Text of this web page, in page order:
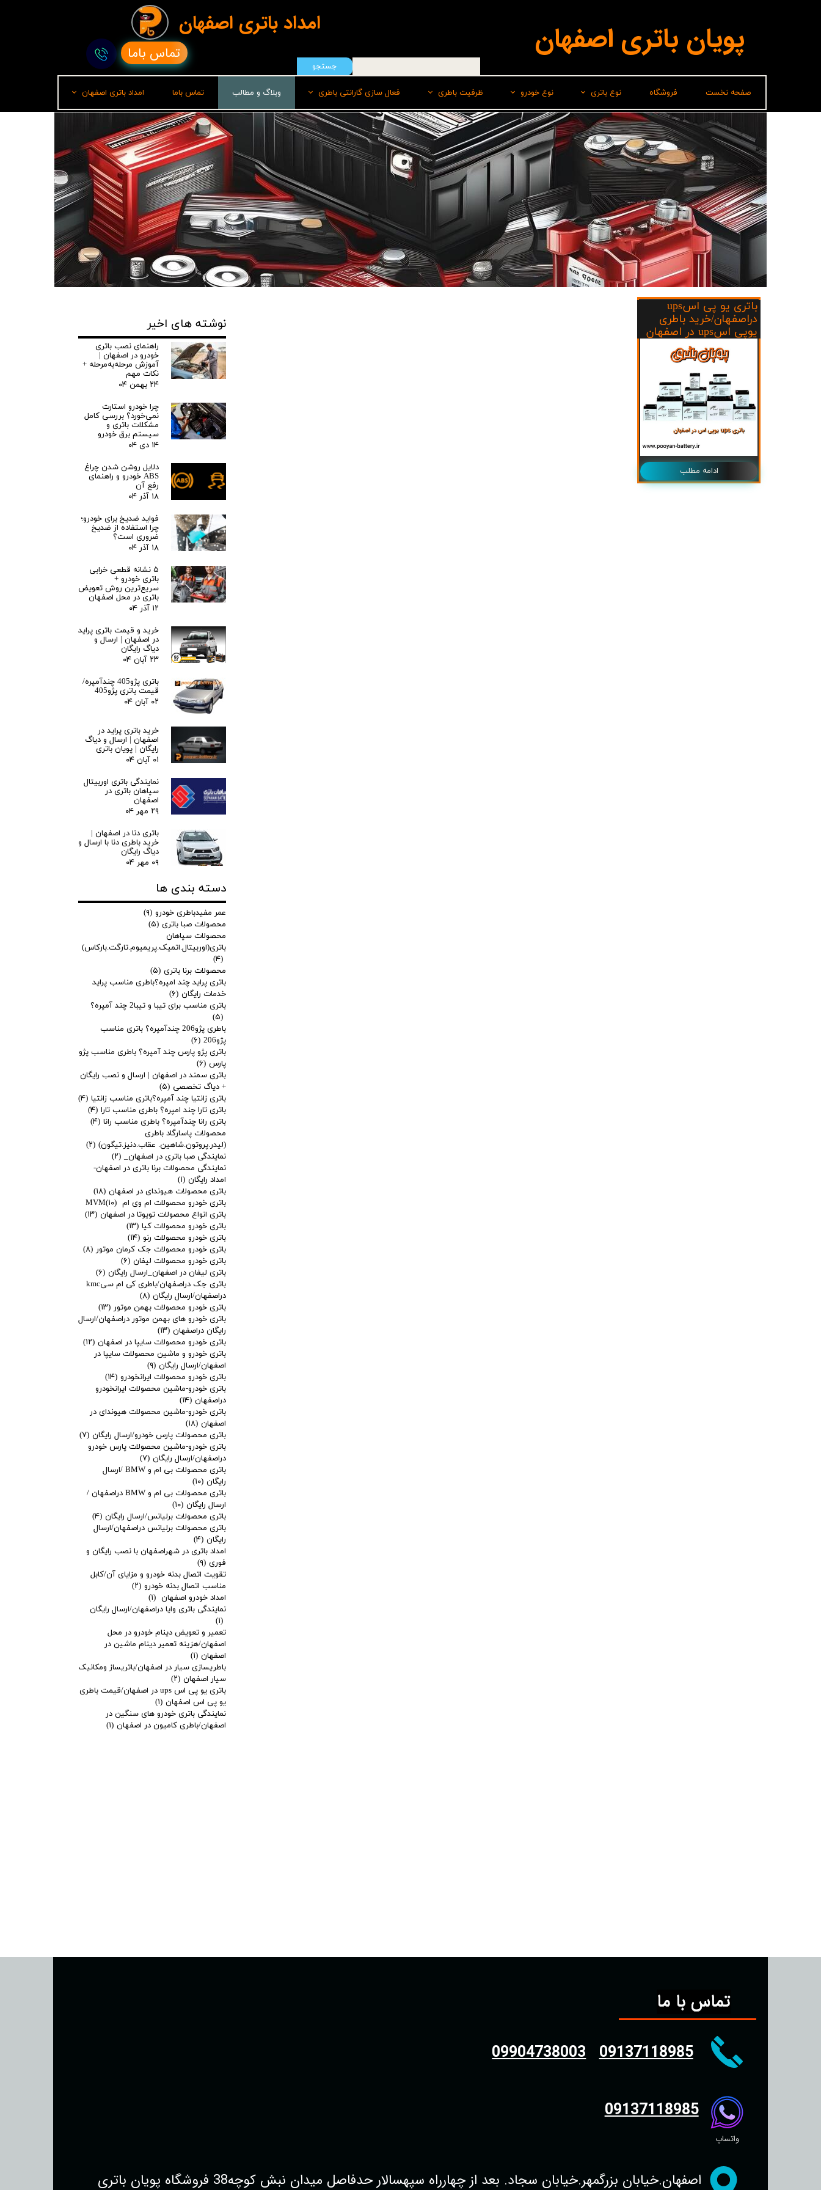
صفحه نخست فروشگاه نوع باتری
لیدر(پاسارگاد)
برناباتری
باتری شارک
سپاهان باتری
وایا باتری
صباباتری
نوع خودرو
هیوندای
ایرانخودرو
سایپا
ام وی امMVM
تویوتا
کیا
جک KMC/JAC
ظرفیت باطری
50 امپر
55 امپر
60 امپر
70 امپر بلند L
برلیانس
فعال سازی گارانتی باطری
سپاهان باطری
برنا
پاسارگاد(لیدر)
وایا
وبلاگ و مطالب تماس باما امداد باتری اصفهان
امداد باتری رشت
پویان باتری اصفهان تماس باما
جستجو
امداد باتری اصفهان
باتری یو پی اسups
دراصفهان/خرید باطری
یوپی اسups در اصفهان
ادامه مطلب
نوشته های اخیر
راهنمای نصب باتری
خودرو در اصفهان |
آموزش مرحله‌به‌مرحله +
نکات مهم
۲۴ بهمن ۰۴
چرا خودرو استارت
نمی‌خورد؟ بررسی کامل
مشکلات باتری و
سیستم برق خودرو
۱۴ دی ۰۴
دلایل روشن شدن چراغ
ABS خودرو و راهنمای
رفع آن
۱۸ آذر ۰۴
فواید ضدیخ برای خودرو؛
چرا استفاده از ضدیخ
ضروری است؟
۱۸ آذر ۰۴
۵ نشانه قطعی خرابی
باتری خودرو +
سریع‌ترین روش تعویض
باتری در محل اصفهان
۱۲ آذر ۰۴
خرید و قیمت باتری پراید
در اصفهان | ارسال و
دیاگ رایگان
۲۳ آبان ۰۴
باتری پژو405 چندآمپره/
قیمت باتری پژو405
۰۲ آبان ۰۴
خرید باتری پراید در
اصفهان | ارسال و دیاگ
رایگان | پویان باتری
۰۱ آبان ۰۴
نمایندگی باتری اوربیتال
سپاهان باتری در
اصفهان
۲۹ مهر ۰۴
باتری دنا در اصفهان |
خرید باطری دنا با ارسال و
دیاگ رایگان
۰۹ مهر ۰۴
دسته بندی ها
عمر مفیدباطری خودرو (۹)
محصولات صبا باتری (۵)
محصولات سپاهان
باتری(اوربیتال.اتمیک.پریمیوم.تارگت.بارکاس)
(۴)
محصولات برنا باتری (۵)
باتری پراید چند امپره؟باطری مناسب پراید
خدمات رایگان (۶)
باتری مناسب برای تیبا و تیبا2 چند آمپره؟
(۵)
باطری پژو206 چندآمپره؟ باتری مناسب
پژو206
(۶)
باتری پژو پارس چند آمپره؟ باطری مناسب پژو
پارس (۶)
باتری سمند در اصفهان | ارسال و نصب رایگان
+ دیاگ تخصصی (۵)
باتری زانتیا چند آمپره؟باتری مناسب زانتیا (۴)
باتری تارا چند امپره؟ باطری مناسب تارا (۴)
باتری رانا چندآمپره؟ باطری مناسب رانا (۴)
محصولات پاسارگاد باطری
(لیدر.پروتون.شاهین. عقاب.دنیز.تیگون) (۲)
نمایندگی صبا باتری در اصفهان_ (۲)
نمایندگی محصولات برنا باتری در اصفهان-
امداد رایگان (۱)
باتری محصولات هیوندای در اصفهان (۱۸)
باتری خودرو محصولات ام وی ام MVM (۱۰)
باتری انواع محصولات تویوتا در اصفهان (۱۳)
باتری خودرو محصولات کیا (۱۳)
باتری خودرو محصولات رنو (۱۴)
باتری خودرو محصولات جک کرمان موتور (۸)
باتری خودرو محصولات لیفان (۶)
باتری لیفان در اصفهان_ارسال رایگان (۶)
باتری جک دراصفهان/باطری کی ام سیkmc
دراصفهان/ارسال رایگان (۸)
باتری خودرو محصولات بهمن موتور (۱۳)
باتری خودرو های بهمن موتور دراصفهان/ارسال
رایگان دراصفهان (۱۳)
باتری خودرو محصولات سایپا در اصفهان (۱۲)
باتری خودرو و ماشین محصولات سایپا در
اصفهان/ارسال رایگان (۹)
باتری خودرو محصولات ایرانخودرو (۱۴)
باتری خودرو-ماشین محصولات ایرانخودرو
دراصفهان (۱۴)
باتری خودرو-ماشین محصولات هیوندای در
اصفهان (۱۸)
باتری محصولات پارس خودرو/ارسال رایگان (۷)
باتری خودرو-ماشین محصولات پارس خودرو
دراصفهان/ارسال رایگان (۷)
باتری محصولات بی ام و BMW /ارسال
رایگان (۱۰)
باتری محصولات بی ام و BMW دراصفهان /
ارسال رایگان (۱۰)
باتری محصولات برلیانس/ارسال رایگان (۴)
باتری محصولات برلیانس دراصفهان/ارسال
رایگان (۴)
امداد باتری در شهراصفهان با نصب رایگان و
فوری (۹)
تقویت اتصال بدنه خودرو و مزایای آن/کابل
مناسب اتصال بدنه خودرو (۲)
امداد خودرو اصفهان (۱)
نمایندگی باتری وایا دراصفهان/ارسال رایگان
(۱)
تعمیر و تعویض دینام خودرو در محل
اصفهان/هزینه تعمیر دینام ماشین در
اصفهان (۱)
باطریسازی سیار در اصفهان/باتریساز ومکانیک
سیار اصفهان (۲)
باتری یو پی اس ups در اصفهان/قیمت باطری
یو پی اس اصفهان (۱)
نمایندگی باتری خودرو های سنگین در
اصفهان/باطری کامیون در اصفهان (۱)
تماس با ما
واتساپ
09904738003 09137118985
09137118985
اصفهان.خیابان بزرگمهر.خیابان سجاد. بعد از چهارراه سپهسالار حدفاصل میدان نبش کوچه38 فروشگاه پویان باتری